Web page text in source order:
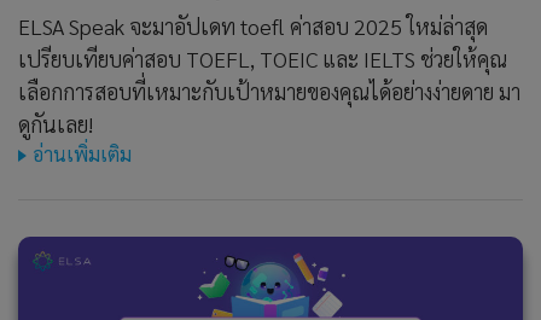
ELSA Speak จะมาอัปเดท toefl ค่าสอบ 2025 ใหม่ล่าสุด
เปรียบเทียบค่าสอบ TOEFL, TOEIC และ IELTS ช่วยให้คุณ
เลือกการสอบที่เหมาะกับเป้าหมายของคุณได้อย่างง่ายดาย มา
ดูกันเลย!
อ่านเพิ่มเติม